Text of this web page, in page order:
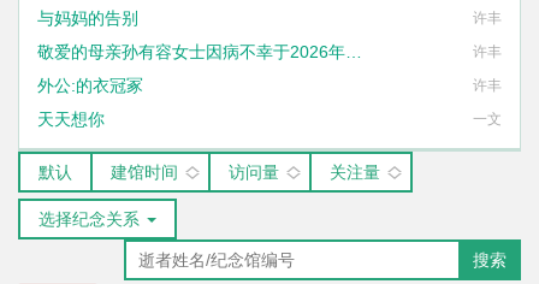
与妈妈的告别 许丰
许丰
外公:的衣冠冢 许丰
天天想你 一文
默认 建馆时间 访问量 关注量
选择纪念关系
搜索